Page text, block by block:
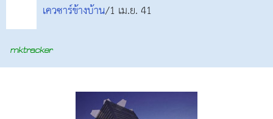
เควซาร์ข้างบ้าน/1 เม.ย. 41